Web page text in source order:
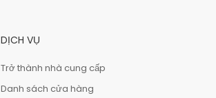
DỊCH VỤ
Trở thành nhà cung cấp
Danh sách cửa hàng